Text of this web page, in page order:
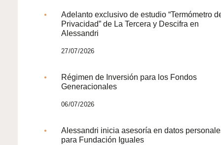
Adelanto exclusivo de estudio “Termómetro
Privacidad” de La Tercera y Descifra en
Alessandri
27/07/2026
Régimen de Inversión para los Fondos
Generacionales
06/07/2026
Alessandri inicia asesoría en datos
para Fundación Iguales